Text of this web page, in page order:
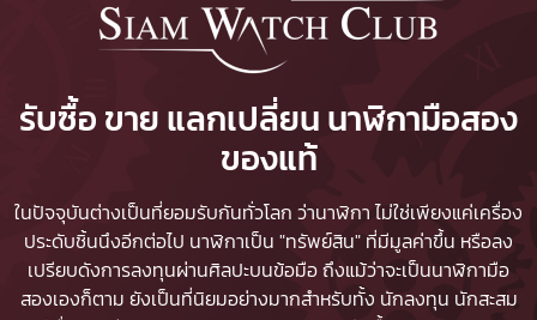
รับซื้อ ขาย แลกเปลี่ยน นาฬิกามือสอง
ของแท้
ในปัจจุบันต่างเป็นที่ยอมรับกันทั่วโลก ว่านาฬิกา ไม่ใช่เพียงแค่เครื่อง
ประดับชิ้นนึงอีกต่อไป นาฬิกาเป็น "ทรัพย์สิน" ที่มีมูลค่าขึ้น หรือลง
เปรียบดังการลงทุนผ่านศิลปะบนข้อมือ ถึงแม้ว่าจะเป็นนาฬิกามือ
สองเองก็ตาม ยังเป็นที่นิยมอย่างมากสำหรับทั้ง นักลงทุน นักสะสม